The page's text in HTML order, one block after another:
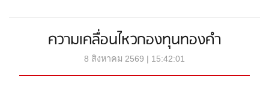
ความเคลื่อนไหวกองทุนทองคำ
8 สิงหาคม 2569 | 15:42:01